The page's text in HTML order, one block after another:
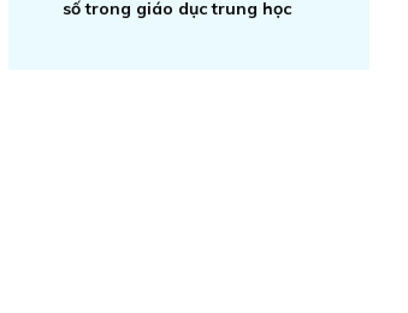
số trong giáo dục trung học